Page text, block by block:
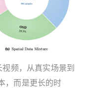
频，从真实场景到
，而是更长的时